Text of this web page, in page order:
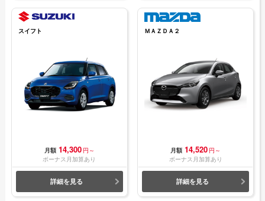
スイフト
月額 14,300 円～
ボーナス月加算あり
詳細を見る
ＭＡＺＤＡ２
月額 14,520 円～
ボーナス月加算あり
詳細を見る